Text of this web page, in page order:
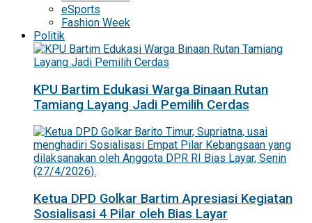
eSports
Fashion Week
Politik
KPU Bartim Edukasi Warga Binaan Rutan
Tamiang Layang Jadi Pemilih Cerdas
Ketua DPD Golkar Bartim Apresiasi Kegiatan
Sosialisasi 4 Pilar oleh Bias Layar